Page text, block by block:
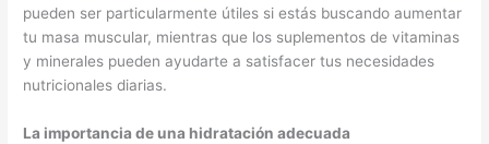
pueden ser particularmente útiles si estás buscando aumentar
tu masa muscular, mientras que los suplementos de vitaminas
y minerales pueden ayudarte a satisfacer tus necesidades
nutricionales diarias.
La importancia de una hidratación adecuada